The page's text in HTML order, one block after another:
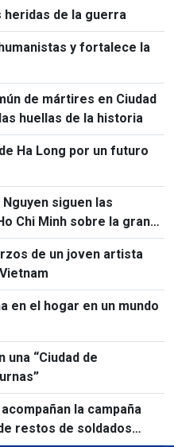
heridas de la guerra
y fortalece la
de mártires en Ciudad
huellas de la historia
Ha Long por un futuro
siguen las
Chi Minh sobre la gran
de un joven artista
en el hogar en un mundo
“Ciudad de
la campaña
restos de soldados